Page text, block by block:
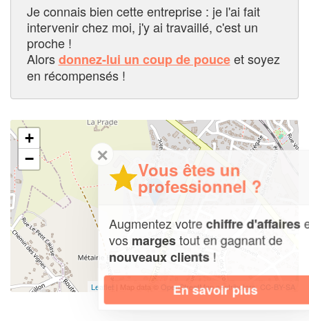
Je connais bien cette entreprise : je l'ai fait
intervenir chez moi, j'y ai travaillé, c'est un
proche !
Alorsdonnez-lui un coup de pouceet soyez
en récompensés !
+
−
Leaflet OpenStreetMap contributors,
Vous êtes un
professionnel ?
Augmentez votrechiffre d'affaireset
margestout en gagnant de
nouveaux clients!
En savoir plus